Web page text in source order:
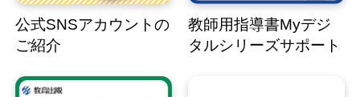
公式SNSアカウントの
ご紹介
教師用指導書Myデジ
タルシリーズサポート